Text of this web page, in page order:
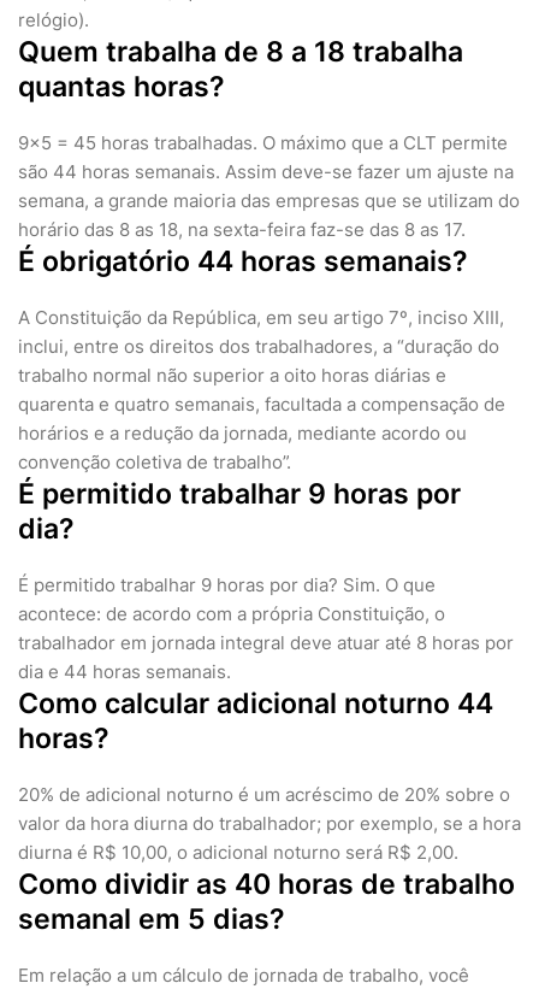
relógio).
Quem trabalha de 8 a 18 trabalha
quantas horas?
9x5 = 45 horas trabalhadas. O máximo que a CLT permite
são 44 horas semanais. Assim deve-se fazer um ajuste na
semana, a grande maioria das empresas que se utilizam do
horário das 8 as 18, na sexta-feira faz-se das 8 as 17.
É obrigatório 44 horas semanais?
A Constituição da República, em seu artigo 7º, inciso XIII,
inclui, entre os direitos dos trabalhadores, a “duração do
trabalho normal não superior a oito horas diárias e
quarenta e quatro semanais, facultada a compensação de
horários e a redução da jornada, mediante acordo ou
convenção coletiva de trabalho”.
É permitido trabalhar 9 horas por
dia?
É permitido trabalhar 9 horas por dia? Sim. O que
acontece: de acordo com a própria Constituição, o
trabalhador em jornada integral deve atuar até 8 horas por
dia e 44 horas semanais.
Como calcular adicional noturno 44
horas?
20% de adicional noturno é um acréscimo de 20% sobre o
valor da hora diurna do trabalhador; por exemplo, se a hora
diurna é R$ 10,00, o adicional noturno será R$ 2,00.
Como dividir as 40 horas de trabalho
semanal em 5 dias?
Em relação a um cálculo de jornada de trabalho, você